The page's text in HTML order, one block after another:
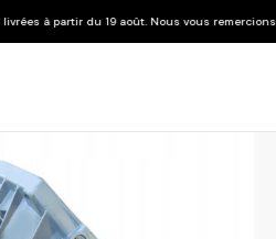
août. Nous vous remercions de votre